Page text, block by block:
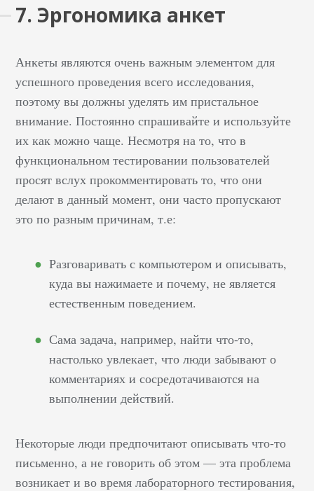
7. Эргономика анкет
Анкеты являются очень важным элементом для
успешного проведения всего исследования,
поэтому вы должны уделять им пристальное
внимание. Постоянно спрашивайте и используйте
их как можно чаще. Несмотря на то, что в
функциональном тестировании пользователей
просят вслух прокомментировать то, что они
делают в данный момент, они часто пропускают
это по разным причинам, т.е:
Разговаривать с компьютером и описывать,
куда вы нажимаете и почему, не является
естественным поведением.
Сама задача, например, найти что-то,
настолько увлекает, что люди забывают о
комментариях и сосредотачиваются на
выполнении действий.
Некоторые люди предпочитают описывать что-то
письменно, а не говорить об этом — эта проблема
возникает и во время лабораторного тестирования,